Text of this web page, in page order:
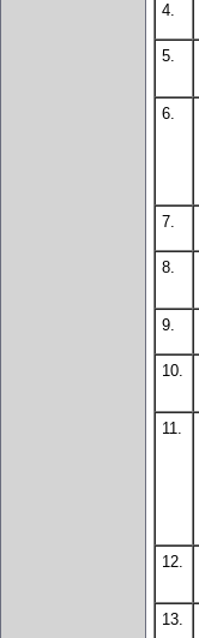
4.
5.
6.
7.
8.
9.
10.
11.
12.
13.